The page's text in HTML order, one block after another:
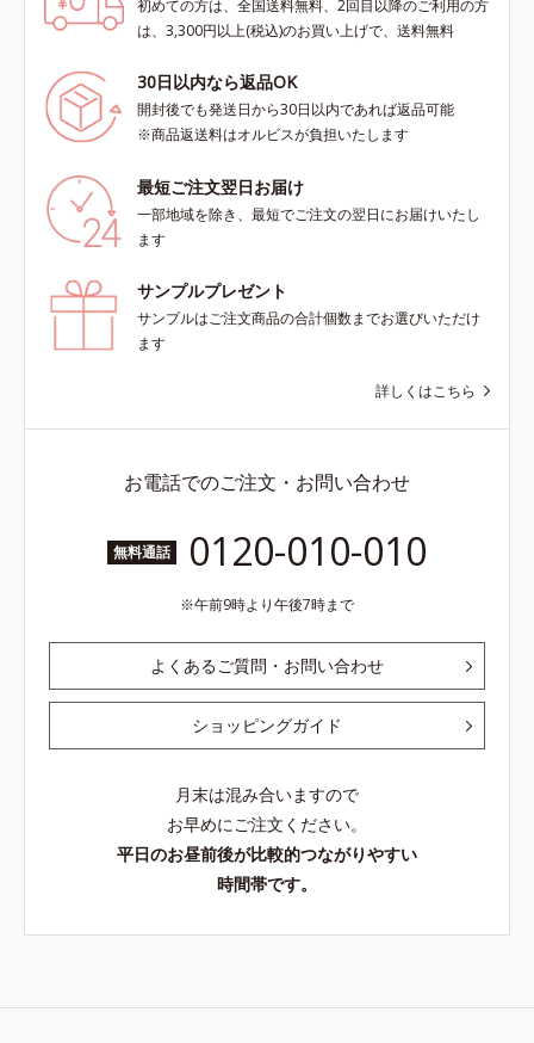
初めての方は、全国送料無料、2回目以降のご利用の方
は、3,300円以上(税込)のお買い上げで、送料無料
30日以内なら返品OK
開封後でも発送日から30日以内であれば返品可能
※商品返送料はオルビスが負担いたします
最短ご注文翌日お届け
一部地域を除き、最短でご注文の翌日にお届けいたし
ます
サンプルプレゼント
サンプルはご注文商品の合計個数までお選びいただけ
ます
詳しくはこちら
お電話でのご注文・お問い合わせ
無料通話 0120-010-010
午前9時より午後7時まで
よくあるご質問・お問い合わせ
ショッピングガイド
月末は混み合いますので
お早めにご注文ください。
平日のお昼前後が比較的つながりやすい
時間帯です。